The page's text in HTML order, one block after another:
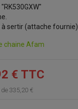
"RK530GXW"
sertir (attache fournie).
chaine Afam
€ TTC
de 335,20 €